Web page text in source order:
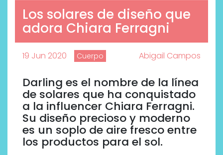
Los solares de diseño que
adora Chiara Ferragni
19 Jun 2020 Cuerpo Abigail Campos
Darling es el nombre de la línea
de solares que ha conquistado
a la influencer Chiara Ferragni.
Su diseño precioso y moderno
es un soplo de aire fresco entre
los productos para el sol.